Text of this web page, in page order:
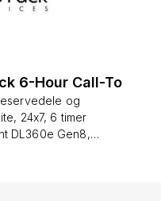
6-Hour Call-To
og
24x7, 6 timer
DL360e Gen8,